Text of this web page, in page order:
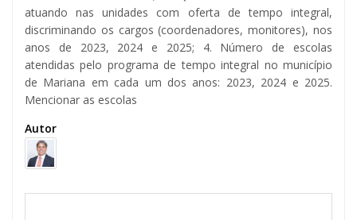
atuando nas unidades com oferta de tempo integral,
discriminando os cargos (coordenadores, monitores), nos
anos de 2023, 2024 e 2025; 4. Número de escolas
atendidas pelo programa de tempo integral no município
de Mariana em cada um dos anos: 2023, 2024 e 2025.
Mencionar as escolas
Autor